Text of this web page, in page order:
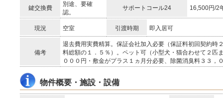
鍵交換費
別途、要確
認。
サポートコール24 16,500円/2
現況 空室 引渡時期 即入居可
備考
退去費用実費精算。保証会社加入必要（保証料初回契約時
料総額の１．５％）。ペット可（小型犬・猫合わせて２匹
０００円・敷金がプラス１ヵ月分必要、除菌消臭料３３，
物件概要・施設・設備